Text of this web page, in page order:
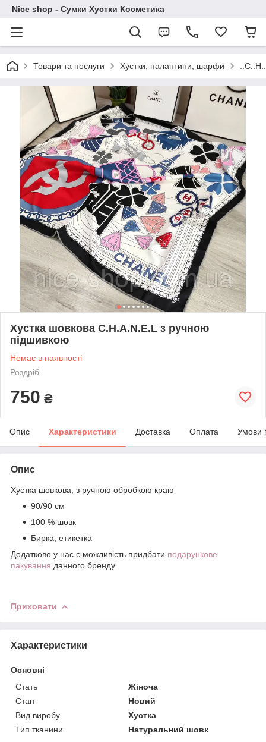
Nice shop - Сумки Хустки Косметика
Товари та послуги Хустки, палантини, шарфи
Хустка шовкова C.H.A.N.E.L з ручною
підшивкою
Немає в наявності
Роздріб
750 ₴
Опис Характеристики Доставка Оплата Умови
Опис
Хустка шовкова, з ручною обробкою краю
90/90 см
100 % шовк
Бирка, етикетка
Додатково у нас є можливість придбати подарункове
пакування данного бренду
Приховати
Характеристики
Основні
Стать
Жіноча
Стан
Новий
Вид виробу
Хустка
Тип тканини
Натуральний шовк